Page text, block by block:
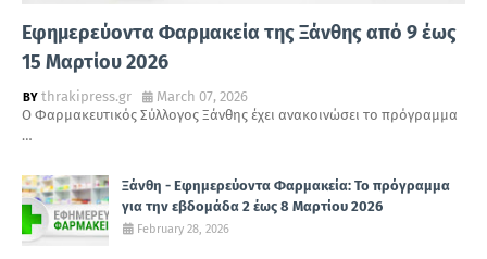
Εφημερεύοντα Φαρμακεία της Ξάνθης από 9 έως
15 Μαρτίου 2026
thrakipress.gr
March 07, 2026
Ο Φαρμακευτικός Σύλλογος Ξάνθης έχει ανακοινώσει το πρόγραμμα
…
Ξάνθη - Εφημερεύοντα Φαρμακεία: Το πρόγραμμα
για την εβδομάδα 2 έως 8 Μαρτίου 2026
February 28, 2026